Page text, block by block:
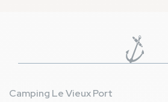
Camping Le Vieux Port